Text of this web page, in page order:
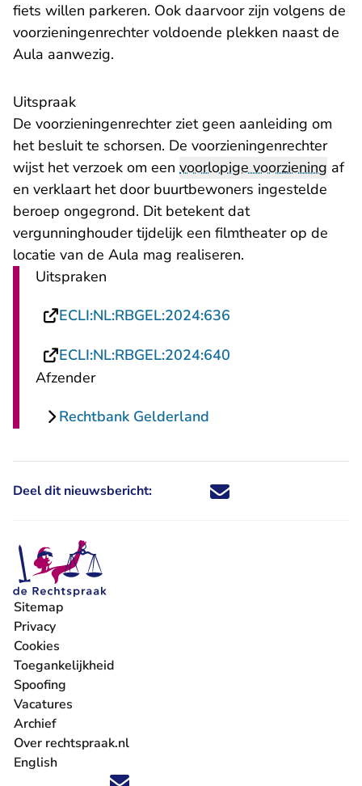
fiets willen parkeren. Ook daarvoor zijn volgens de
voorzieningenrechter voldoende plekken naast de
Aula aanwezig.
Uitspraak
De voorzieningenrechter ziet geen aanleiding om
het besluit te schorsen. De voorzieningenrechter
wijst het verzoek om een voorlopige voorziening af
en verklaart het door buurtbewoners ingestelde
beroep ongegrond. Dit betekent dat
vergunninghouder tijdelijk een filmtheater op de
locatie van de Aula mag realiseren.
Uitspraken
ECLI:NL:RBGEL:2024:636
ECLI:NL:RBGEL:2024:640
Afzender
Rechtbank Gelderland
Deel dit nieuwsbericht: Deel dit nieuwsbericht via X -
Deel dit nieuwsbericht via
Deel dit nieuwsbericht
Deel dit
Volg ons op X (Twitter) - U verlaat Rechtspraak.nl
Volg ons op Facebook - U verlaat Rechtspraak.nl
Volg ons op Instagram - U verlaat Rechtspraak.nl
Volg ons op Youtube - U verlaat Rechtspraak.nl
Volg ons op LinkedIn - U verlaat
'Blijf op de hoogte' nieuwsbrief - U verlaat
Sitemap
Privacy
Cookies
Toegankelijkheid
Spoofing
Vacatures
- U verlaat Rechtspraak.nl
Archief
Over rechtspraak.nl
English